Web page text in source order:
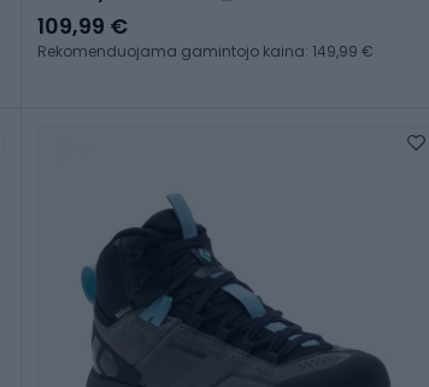
109,99 €
Rekomenduojama gamintojo kaina: 149,99 €